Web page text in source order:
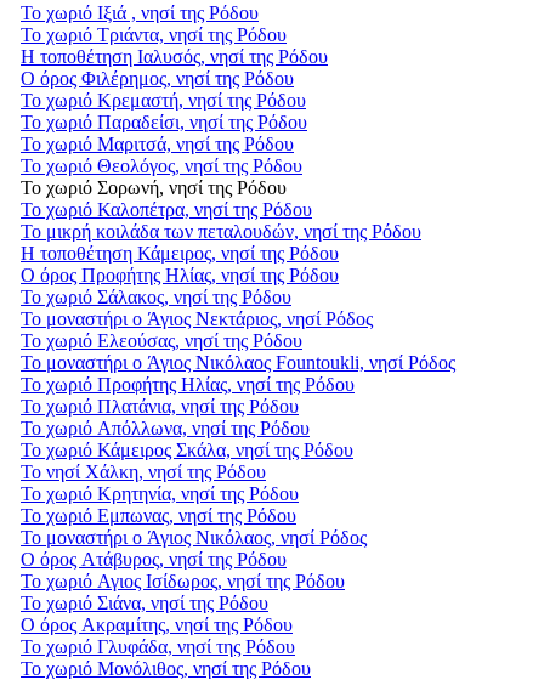
Το χωριό Ιξιά , νησί της Ρόδου
Το χωριό Τριάντα, νησί της Ρόδου
Η τοποθέτηση Ιαλυσός, νησί της Ρόδου
Ο όρος Φιλέρημος, νησί της Ρόδου
Το χωριό Κρεμαστή, νησί της Ρόδου
Το χωριό Παραδείσι, νησί της Ρόδου
Το χωριό Μαριτσά, νησί της Ρόδου
Το χωριό Θεολόγος, νησί της Ρόδου
Το χωριό Σορωνή, νησί της Ρόδου
Το χωριό Καλοπέτρα, νησί της Ρόδου
Το μικρή κοιλάδα των πεταλουδών, νησί της Ρόδου
Η τοποθέτηση Κάμειρος, νησί της Ρόδου
Ο όρος Προφήτης Ηλίας, νησί της Ρόδου
Το χωριό Σάλακος, νησί της Ρόδου
Το μοναστήρι ο Άγιος Νεκτάριος, νησί Ρόδος
Το χωριό Ελεούσας, νησί της Ρόδου
Το μοναστήρι ο Άγιος Νικόλαος Fountoukli, νησί Ρόδος
Το χωριό Προφήτης Ηλίας, νησί της Ρόδου
Το χωριό Πλατάνια, νησί της Ρόδου
Το χωριό Απόλλωνα, νησί της Ρόδου
Το χωριό Κάμειρος Σκάλα, νησί της Ρόδου
Το νησί Χάλκη, νησί της Ρόδου
Το χωριό Κρητηνία, νησί της Ρόδου
Το χωριό Εμπωνας, νησί της Ρόδου
Το μοναστήρι ο Άγιος Νικόλαος, νησί Ρόδος
Ο όρος Ατάβυρος, νησί της Ρόδου
Το χωριό Αγιος Ισίδωρος, νησί της Ρόδου
Το χωριό Σιάνα, νησί της Ρόδου
Ο όρος Ακραμίτης, νησί της Ρόδου
Το χωριό Γλυφάδα, νησί της Ρόδου
Το χωριό Μονόλιθος, νησί της Ρόδου